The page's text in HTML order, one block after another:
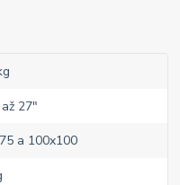
27"
a 100x100